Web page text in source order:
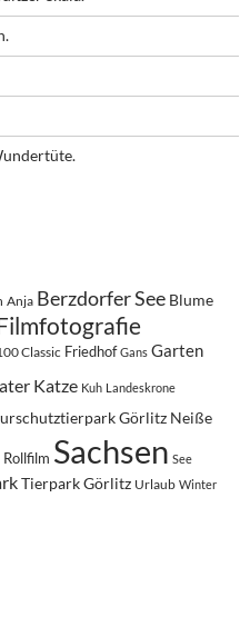
Anja Berzdorfer See Blume
Classic Friedhof Gans Garten
Katze Kuh Landeskrone
Görlitz Neiße
Rollfilm Sachsen See
Tierpark Görlitz Urlaub Winter